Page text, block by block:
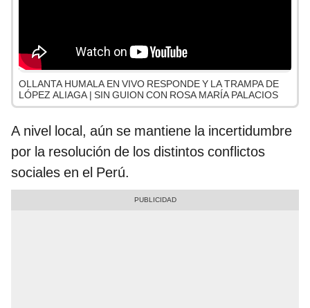
OLLANTA HUMALA EN VIVO RESPONDE Y LA TRAMPA DE
LÓPEZ ALIAGA | SIN GUION CON ROSA MARÍA PALACIOS
A nivel local, aún se mantiene la incertidumbre
por la resolución de los distintos conflictos
sociales en el Perú.